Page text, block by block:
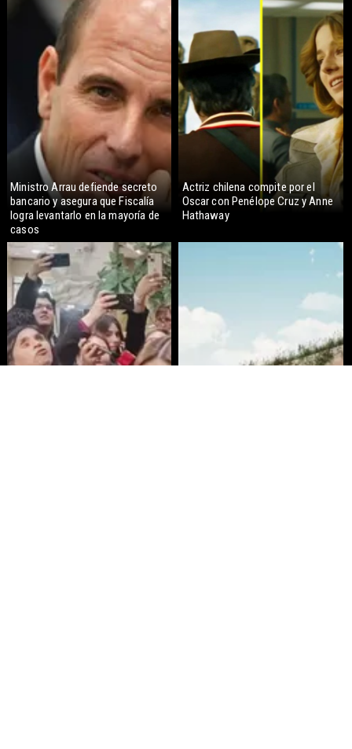
Ministro Arrau defiende secreto
bancario y asegura que Fiscalía
logra levantarlo en la mayoría de
casos
Actriz chilena compite por el
Oscar con Penélope Cruz y Anne
Hathaway